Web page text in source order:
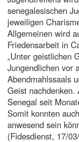
senegalesischen
jeweiligen
Allgemeinen wird
Friedensarbeit in
„Unter geistlichen
Jungendlichen vor
Abendmahlssaals
Geist nachdenken.
Senegal seit
Somit konnten
anwesend sein
(Fidesdienst, 17/